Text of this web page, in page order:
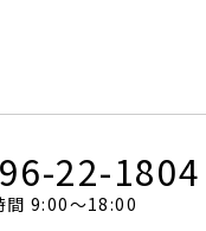
22-1804
間 9:00～18:00